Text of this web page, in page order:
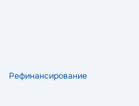
Рефинансирование